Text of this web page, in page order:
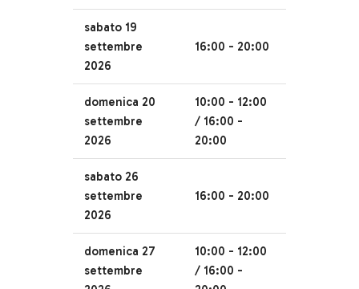
sabato 19
settembre
2026
16:00 - 20:00
domenica 20
settembre
2026
10:00 - 12:00
/ 16:00 -
20:00
sabato 26
settembre
2026
16:00 - 20:00
domenica 27
settembre
10:00 - 12:00
/ 16:00 -